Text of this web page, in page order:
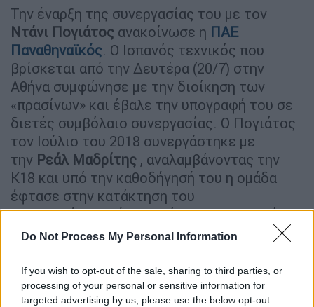
Do Not Process My Personal Information
If you wish to opt-out of the sale, sharing to third parties, or
processing of your personal or sensitive information for
targeted advertising by us, please use the below opt-out
Την έναρξη της συνεργασίας του με τον
Ντάνι Πογιάτος ανακοίνωσε η ΠΑΕ
Παναθηναϊκός. Ο Ισπανός τεχνικός που
βρίσκεται από την Δευτέρα (20/7) στην
Αθήνα συμφώνησε με την διοίκηση των
«πρασίνων» και έβαλε την υπογραφή του σε
διετές συμβόλαιο συνεργασίας. Ο Πογιάτος
τον Ιούλιο του 2018 συνεργάστηκε με
την Ρεάλ Μαδρίτης , αναλαμβάνοντας την
Κ18 και υπό την καθοδήγησή του η ομάδα
έφτασε στην κατάκτηση του
πρωταθλήματος.Έχει ακόμη συνεργαστεί με
την Εθνική Νέων της Καταλονίας με την
Κρόιφ) με τις Ακαδημίες της Εσπανιόλ αλλά
και αυτές της Εθνικής Μπαχρέιν.